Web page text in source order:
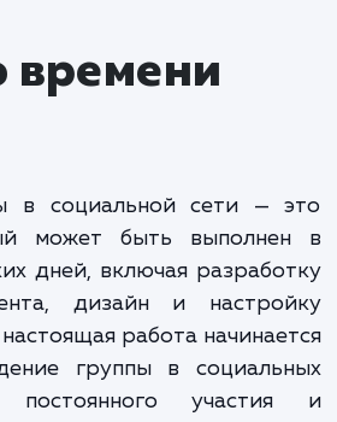
плана, публикацию
контента, взаимодействие с
и модерацию сообщества. Мы
каждого поста и
и ведения групп в
от многих факторов, включая
публикаций, размер
таких услуг начинается